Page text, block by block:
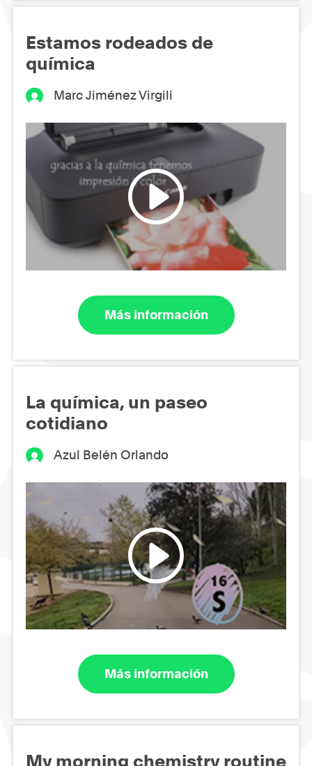
Estamos rodeados de
química
Marc Jiménez Virgili
Más información
La química, un paseo
cotidiano
Azul Belén Orlando
Más información
My morning chemistry routine